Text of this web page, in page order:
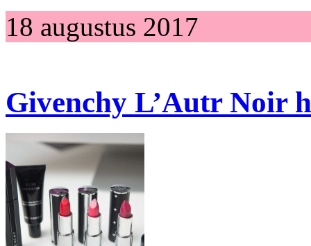
18 augustus 2017
Givenchy L’Autr Noir